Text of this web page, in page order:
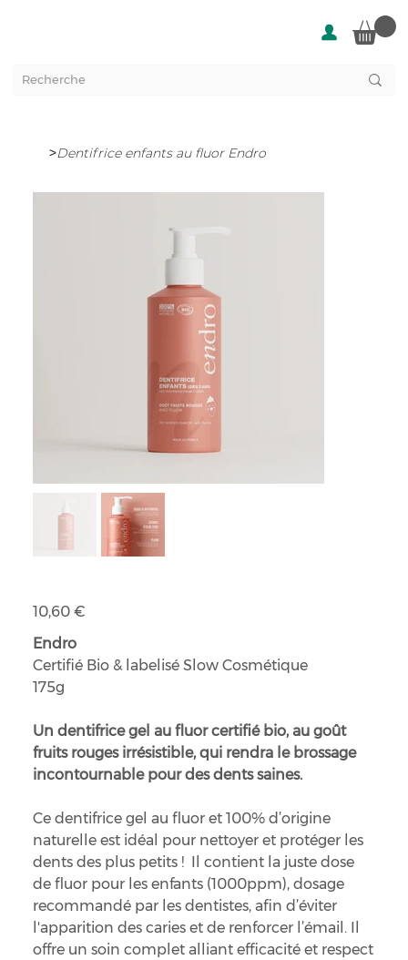
>Dentifrice enfants au fluor Endro
Prix
10,60 €
Endro
Certifié Bio & labelisé Slow Cosmétique
175g
Un dentifrice gel au fluor certifié bio, au goût
fruits rouges irrésistible, qui rendra le brossage
incontournable pour des dents saines.
Ce dentifrice gel au fluor et 100% d’origine
naturelle est idéal pour nettoyer et protéger les
dents des plus petits ! Il contient la juste dose
de fluor pour les enfants (1000ppm), dosage
recommandé par les dentistes, afin d’éviter
l'apparition des caries et de renforcer l’émail. Il
offre un soin complet alliant efficacité et respect